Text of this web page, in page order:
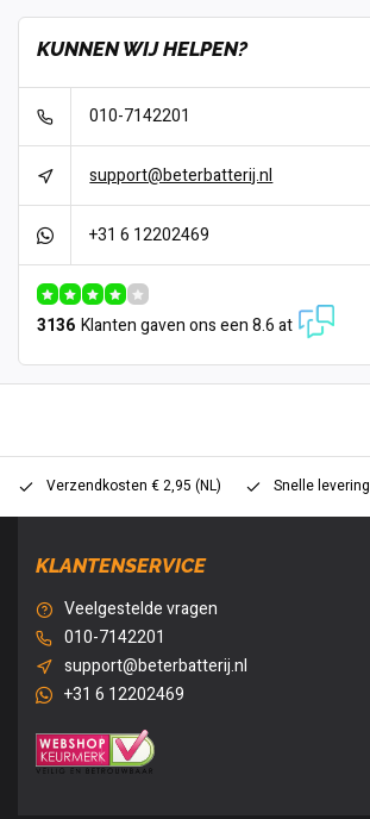
KUNNEN WIJ HELPEN?
010-7142201
support@beterbatterij.nl
+31 6 12202469
3136 Klanten gaven ons een 8.6 at
Verzendkosten € 2,95 (NL) Snelle levering
KLANTENSERVICE
Veelgestelde vragen
010-7142201
support@beterbatterij.nl
+31 6 12202469